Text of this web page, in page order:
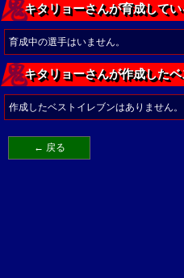
キタリョーさんが育成して
育成中の選手はいません。
キタリョーさんが作成した
作成したベストイレブンはありません。
← 戻る